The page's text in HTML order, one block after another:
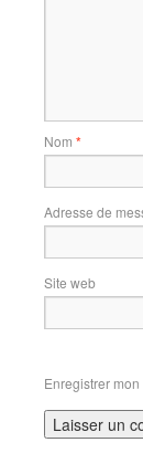
Nom *
Adresse de
Site web
Enregistrer